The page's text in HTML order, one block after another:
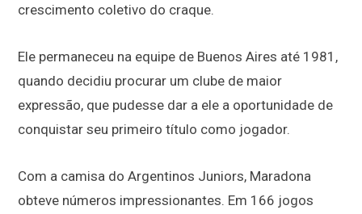
crescimento coletivo do craque.
Ele permaneceu na equipe de Buenos Aires até 1981,
quando decidiu procurar um clube de maior
expressão, que pudesse dar a ele a oportunidade de
conquistar seu primeiro título como jogador.
Com a camisa do Argentinos Juniors, Maradona
obteve números impressionantes. Em 166 jogos